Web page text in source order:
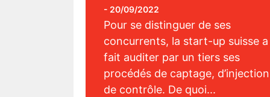
- 20/09/2022
Pour se distinguer de ses
concurrents, la start-up suisse a
fait auditer par un tiers ses
procédés de captage,
de contrôle. De quoi...